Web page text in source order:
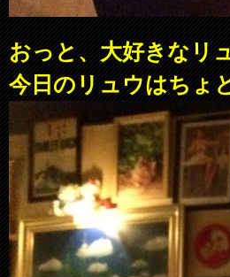
おっと、大好きなリ
今日のリュウはちょ